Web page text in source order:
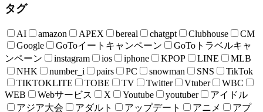
タグ
AI amazon APEX bereal chatgpt Clubhouse
CM
Google
GoToイートキャンペーン
GoToトラベルキャ
ンペーン
instagram ios iphone KPOP LINE
MLB
NHK
number_i pairs PC snowman SNS
TikTok
TIKTOKLITE
TOBE TV Twitter Vtuber
WBC
WEB
Webサービス X Youtube youtuber
アイドル
アジア大会
アダルト アップデート アニメ アプ